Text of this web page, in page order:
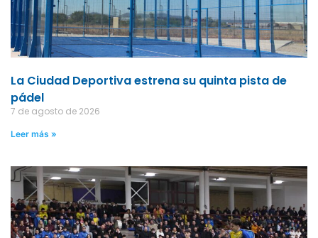
La Ciudad Deportiva estrena su quinta pista de
pádel
7 de agosto de 2026
Leer más »